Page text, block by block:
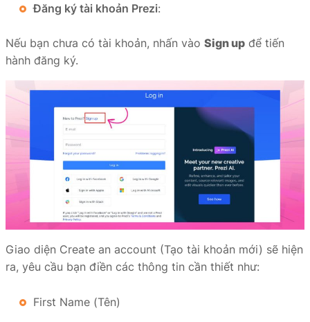
Đăng ký tài khoản Prezi:
Nếu bạn chưa có tài khoản, nhấn vào Sign up để tiến
hành đăng ký.
Giao diện Create an account (Tạo tài khoản mới) sẽ hiện
ra, yêu cầu bạn điền các thông tin cần thiết như:
First Name (Tên)